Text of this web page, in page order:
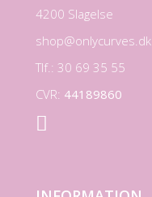
4200 Slagelse
shop@onlycurves.dk
Tlf.: 30 69 35 55
CVR: 44189860
